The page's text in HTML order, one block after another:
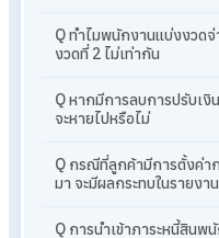
Q ทำไมพนักงานแบ่งงวดจ่
งวดที่ 2 ไม่เท่ากัน
Q หากมีการลบการปรับเงิ
จะหายไปหรือไม่
Q กรณีที่ลูกค้ามีการตั้งค่า
มา จะมีผลกระทบในรายง
Q การนำเข้าภาระหนี้สินพ